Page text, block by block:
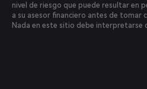
nivel de riesgo que puede resultar en
a su asesor financiero antes de tomar
Nada en este sitio debe interpretarse